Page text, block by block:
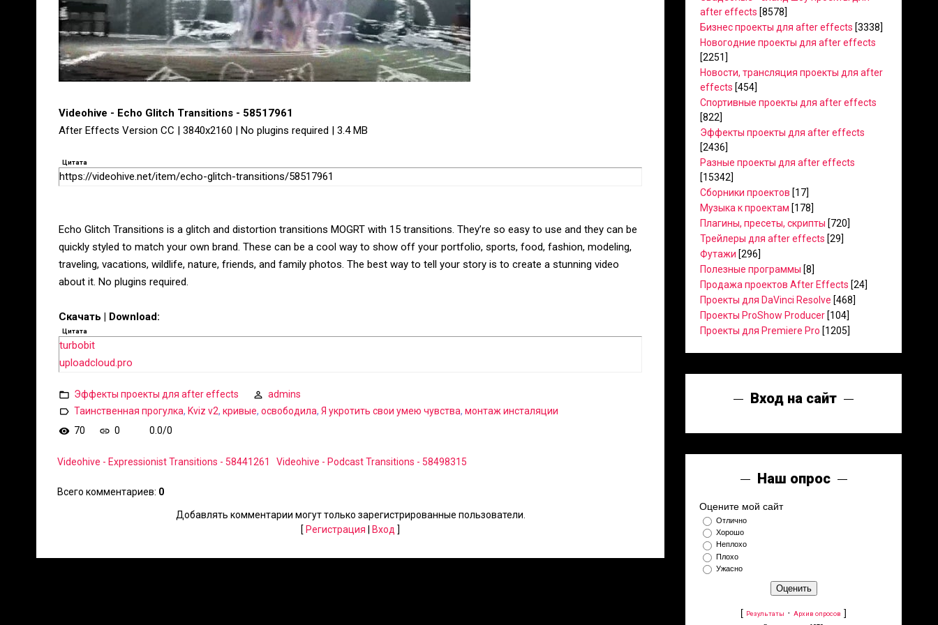
Videohive - Echo Glitch Transitions - 58517961
After Effects Version CC | 3840x2160 | No plugins required | 3.4 MB
Цитата
https://videohive.net/item/echo-glitch-transitions/58517961
Echo Glitch Transitions is a glitch and distortion transitions MOGRT with 15 transitions. They’re so easy to use and they can be
quickly styled to match your own brand. These can be a cool way to show off your portfolio, sports, food, fashion, modeling,
traveling, vacations, wildlife, nature, friends, and family photos. The best way to tell your story is to create a stunning video
about it. No plugins required.
Скачать | Download:
Цитата
turbobit
uploadcloud.pro
Эффекты проекты для after effects
admins
Таинственная прогулка, Kviz v2, кривые, освободила, Я укротить свои умею чувства, монтаж инсталяции
70
0 0.0/0
Videohive - Expressionist Transitions - 58441261 Videohive - Podcast Transitions - 58498315
Всего комментариев: 0
Добавлять комментарии могут только зарегистрированные пользователи.
[ Регистрация Вход ]
after effects [8578]
Бизнес проекты для after effects [3338]
Новогодние проекты для after effects
[2251]
Новости, трансляция проекты для after
effects [454]
Спортивные проекты для after effects
[822]
Эффекты проекты для after effects
[2436]
Разные проекты для after effects
[15342]
Сборники проектов [17]
Музыка к проектам [178]
Плагины, пресеты, скрипты [720]
Трейлеры для after effects [29]
Футажи [296]
Полезные программы [8]
Продажа проектов After Effects [24]
Проекты для DaVinci Resolve [468]
Проекты ProShow Producer [104]
Проекты для Premiere Pro [1205]
Вход на сайт
Наш опрос
Оцените мой сайт
Отлично
Хорошо
Неплохо
Плохо
Ужасно
[ Результаты · Архив опросов ]